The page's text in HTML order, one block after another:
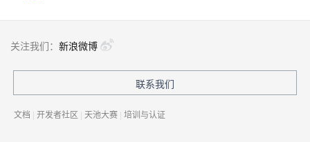
关注我们： 新浪微博
联系我们
文档 | 开发者社区 | 天池大赛 | 培训与认证